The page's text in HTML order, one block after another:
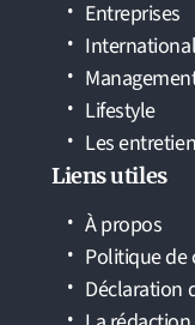
Entreprises
International
Lifestyle
Les
Liens utiles
À propos
Politique de
Déclaration